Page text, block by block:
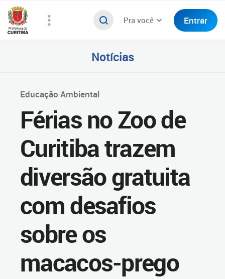
Pra você Entrar
Notícias
Educação Ambiental
Férias no Zoo de
Curitiba trazem
diversão gratuita
com desafios
sobre os
macacos-prego